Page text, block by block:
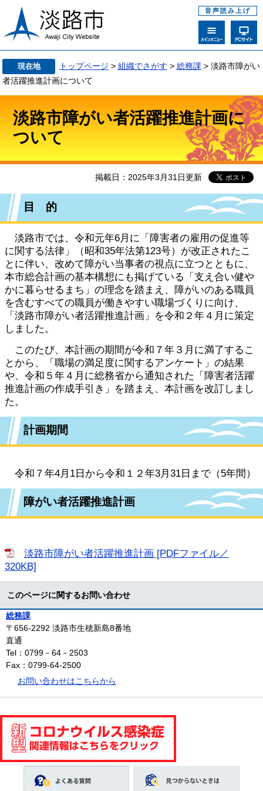
音声読み上げ
現在地 トップページ > 組織でさがす > 総務課 > 淡路市障がい
者活躍推進計画について
淡路市障がい者活躍推進計画に
ついて
掲載日：2025年3月31日更新
目 的
淡路市では、令和元年6月に「障害者の雇用の促進等
に関する法律」（昭和35年法第123号）が改正されたこ
とに伴い、改めて障がい当事者の視点に立つとともに、
本市総合計画の基本構想にも掲げている「支え合い健や
かに暮らせるまち」の理念を踏まえ、障がいのある職員
を含むすべての職員が働きやすい職場づくりに向け、
「淡路市障がい者活躍推進計画」を令和２年４月に策定
しました。
このたび、本計画の期間が令和７年３月に満了するこ
とから、「職場の満足度に関するアンケート」の結果
や、令和５年４月に総務省から通知された「障害者活躍
推進計画の作成手引き」を踏まえ、本計画を改訂しまし
た。
計画期間
令和７年4月1日から令和１２年3月31日まで（5年間）
障がい者活躍推進計画
淡路市障がい者活躍推進計画 [PDFファイル／
320KB]
このページに関するお問い合わせ
総務課
〒656-2292 淡路市生穂新島8番地
直通
Tel：0799－64－2503
Fax：0799-64-2500
お問い合わせはこちらから